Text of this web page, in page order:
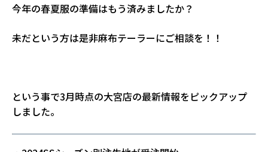
今年の春夏服の準備はもう済みましたか？
未だという方は是非麻布テーラーにご相談を！！
という事で3月時点の大宮店の最新情報をピックアップ
しました。